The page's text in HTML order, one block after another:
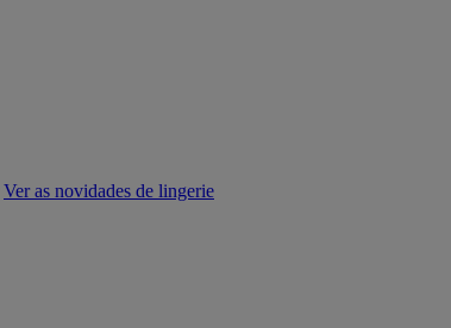
Ver as novidades de lingerie